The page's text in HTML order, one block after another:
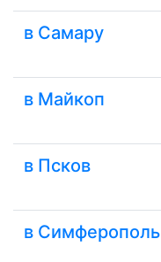
в Самару
в Майкоп
в Псков
в Симферополь